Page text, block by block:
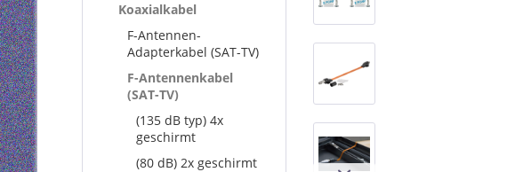
Koaxialkabel
F-Antennen-
Adapterkabel (SAT-TV)
F-Antennenkabel
(SAT-TV)
(135 dB typ) 4x
geschirmt
(80 dB) 2x geschirmt